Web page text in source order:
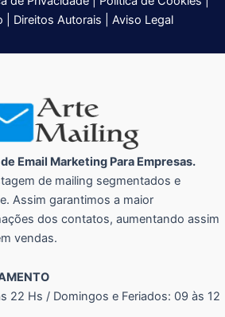
Direitos Autorais Aviso Legal
Email Marketing Para Empresas.
de mailing segmentados e
Assim garantimos a maior
dos contatos, aumentando assim
vendas.
22 Hs / Domingos e Feriados: 09 às 12